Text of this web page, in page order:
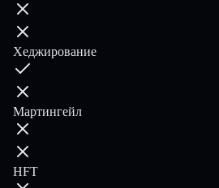
Хеджирование
Мартингейл
HFT